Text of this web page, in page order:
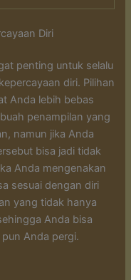
Diri
penting untuk selalu
diri. Pilihan
Anda lebih bebas
penampilan yang
namun jika Anda
bisa jadi tidak
Anda mengenakan
sesuai dengan diri
yang tidak hanya
Anda bisa
Anda pergi.